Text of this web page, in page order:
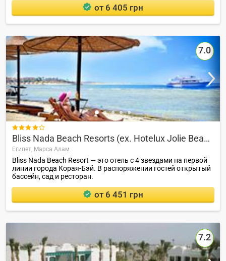
от 6 405 грн
7.0

Bliss Nada Beach Resorts (ex. Hotelux Jolie Beach)
Египет, Марса Алам
Bliss Nada Beach Resort — это отель с 4 звездами на первой
линии города Корая-Бэй. В распоряжении гостей открытый
бассейн, сад и ресторан.
от 6 451 грн
7.2